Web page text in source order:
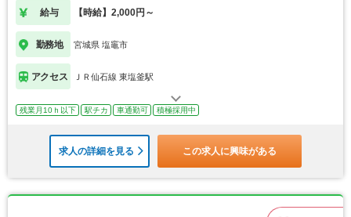
給与 【時給】2,000円～
勤務地 宮城県 塩竈市
アクセス ＪＲ仙石線 東塩釜駅
残業月10ｈ以下 駅チカ 車通勤可 積極採用中
求人の詳細を見る この求人に興味がある